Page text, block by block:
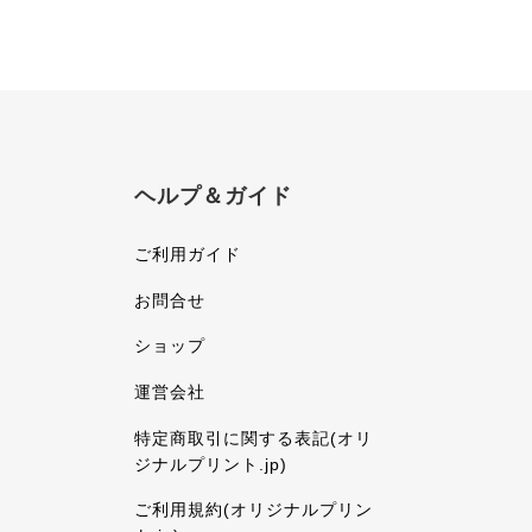
ヘルプ＆ガイド
ご利用ガイド
お問合せ
ショップ
運営会社
特定商取引に関する表記(オリ
ジナルプリント.jp)
ご利用規約(オリジナルプリン